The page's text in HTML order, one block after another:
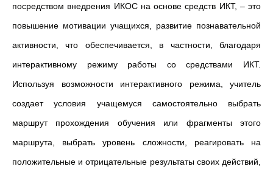
посредством внедрения ИКОС на основе средств ИКТ, – это
повышение мотивации учащихся, развитие познавательной
активности, что обеспечивается, в частности, благодаря
интерактивному режиму работы со средствами ИКТ.
Используя возможности интерактивного режима, учитель
создает условия учащемуся самостоятельно выбрать
маршрут прохождения обучения или фрагменты этого
маршрута, выбрать уровень сложности, реагировать на
положительные и отрицательные результаты своих действий,